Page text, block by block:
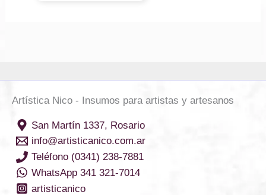
Artística Nico - Insumos para artistas y artesanos
San Martín 1337, Rosario
info@artisticanico.com.ar
Teléfono (0341) 238-7881
WhatsApp 341 321-7014
artisticanico